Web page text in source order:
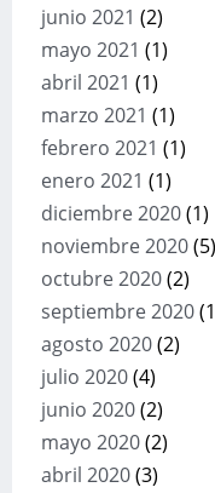
junio 2021 (2)
mayo 2021 (1)
abril 2021 (1)
marzo 2021 (1)
febrero 2021 (1)
enero 2021 (1)
diciembre 2020(1)
noviembre 2020(5)
octubre 2020(2)
septiembre 2020
agosto 2020(2)
julio 2020(4)
junio 2020(2)
mayo 2020(2)
abril 2020(3)